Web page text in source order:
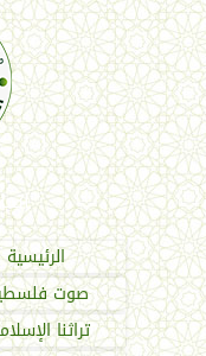
الرئيسية
صوت
تراثنا